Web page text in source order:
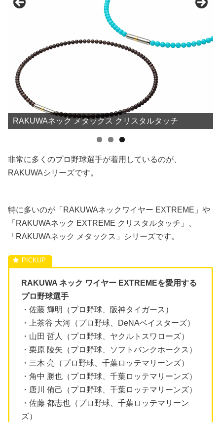
RAKUWAネック メタックス クリスタルタッチ
非常に多くのプロ野球選手が着用しているのが、
RAKUWAシリーズです。
特に多いのが「RAKUWAネックワイヤー EXTREME」や
「RAKUWAネック EXTREME クリスタルタッチ」、
「RAKUWAネック メタックス」シリーズです。
RAKUWA ネック ワイヤー EXTREMEを愛用する
プロ野球選手
・佐藤 輝明（プロ野球、阪神タイガース）
・上茶谷 大河（プロ野球、DeNAベイスターズ）
・山田 哲人（プロ野球、ヤクルトスワローズ）
・栗原 陵矢（プロ野球、ソフトバンクホークス）
・三木 亮（プロ野球、千葉ロッテマリーンズ）
・角中 勝也（プロ野球、千葉ロッテマリーンズ）
・唐川 侑己（プロ野球、千葉ロッテマリーンズ）
・佐藤 都志也（プロ野球、千葉ロッテマリーン
ズ）